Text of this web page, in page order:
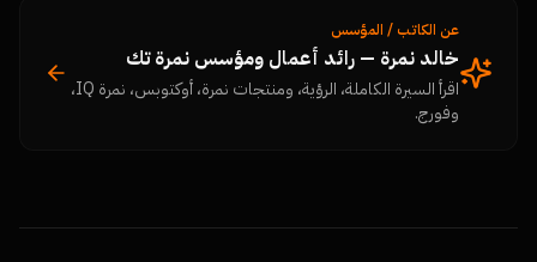
عن الكاتب / المؤسس
خالد نمرة — رائد أعمال ومؤسس نمرة تك
اقرأ السيرة الكاملة، الرؤية، ومنتجات نمرة، أوكتوبس، نمرة IQ،
وفورج.